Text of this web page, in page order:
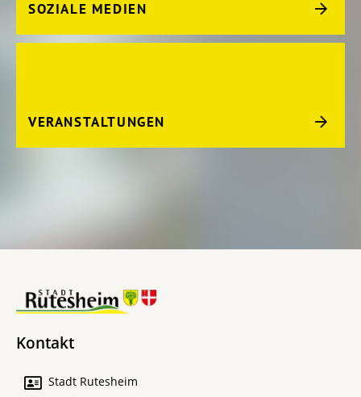
SOZIALE MEDIEN
VERANSTALTUNGEN
Kontakt
Stadt Rutesheim